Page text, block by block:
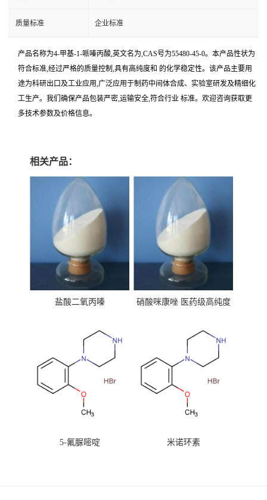
质量标准 企业标准
产品名称为4-甲基-1-哌嗪丙酸,英文名为,CAS号为55480-45-0。本产品性状为
符合标准,经过严格的质量控制,具有高纯度和 的化学稳定性。该产品主要用
途为科研出口及工业应用,广泛应用于制药中间体合成、实验室研发及精细化
工生产。我们确保产品包装严密,运输安全,符合行业 标准。欢迎咨询获取更
多技术参数及价格信息。
相关产品：
盐酸二氧丙嗪
硝酸咪康唑 医药级高纯度
5-氟脲嘧啶 米诺环素